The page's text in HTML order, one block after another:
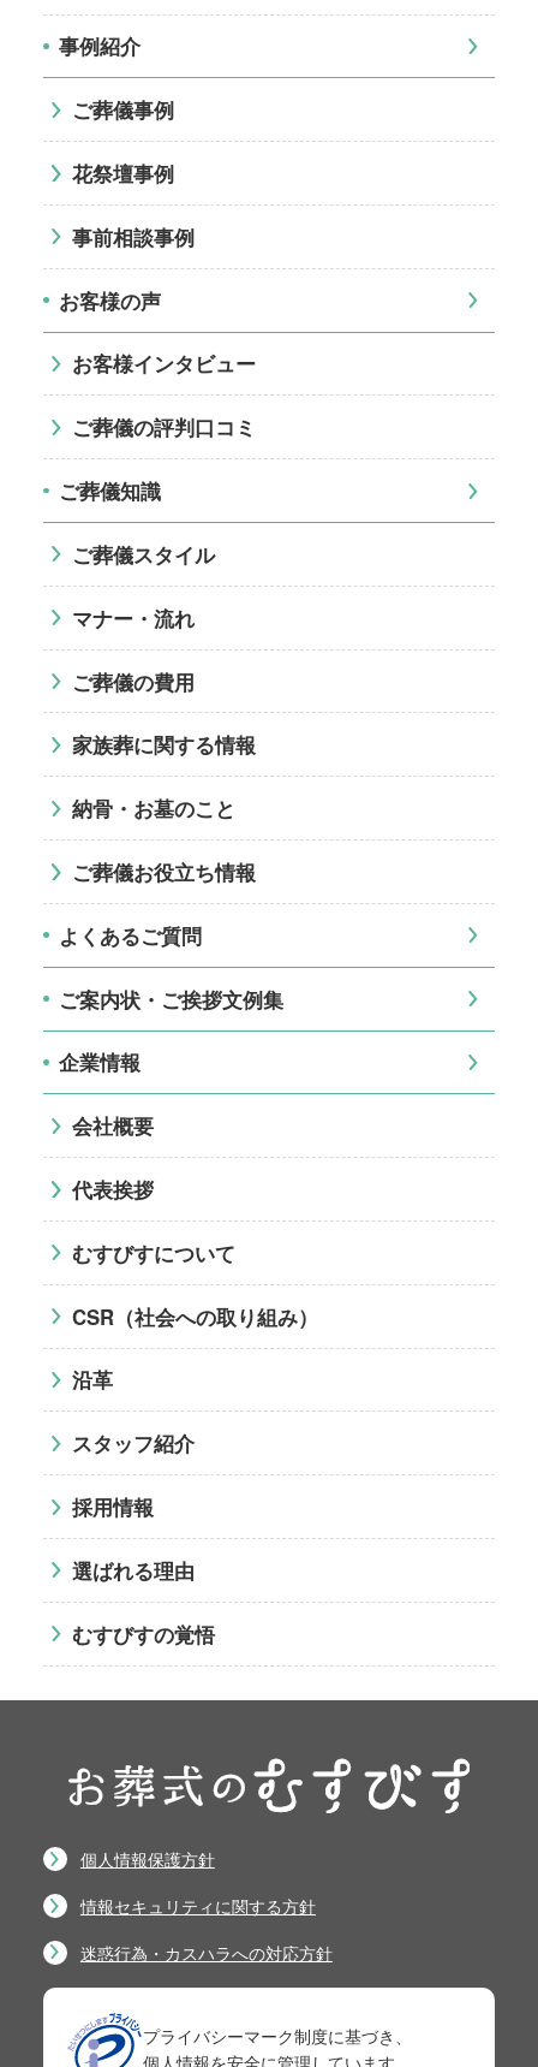
事例紹介
ご葬儀事例
花祭壇事例
事前相談事例
お客様の声
お客様インタビュー
ご葬儀の評判口コミ
ご葬儀知識
ご葬儀スタイル
マナー・流れ
ご葬儀の費用
家族葬に関する情報
納骨・お墓のこと
ご葬儀お役立ち情報
よくあるご質問
ご案内状・ご挨拶文例集
企業情報
会社概要
代表挨拶
むすびすについて
CSR（社会への取り組み）
沿革
スタッフ紹介
採用情報
選ばれる理由
むすびすの覚悟
個人情報保護方針
情報セキュリティに関する方針
迷惑行為・カスハラへの対応方針
プライバシーマーク制度に基づき、